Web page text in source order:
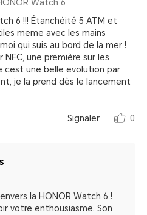
Watch 6
6 !!! Étanchéité 5 ATM et
meme avec les mains
qui suis au bord de la mer !
une première sur les
cest une belle evolution par
je la prend dès le lancement
Signaler 0
la HONOR Watch 6 !
votre enthousiasme. Son